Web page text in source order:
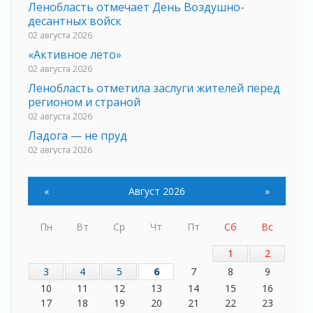
Ленобласть отмечает День Воздушно-
десантных войск
02 августа 2026
«Активное лето»
02 августа 2026
Ленобласть отметила заслуги жителей перед
регионом и страной
02 августа 2026
Ладога — не пруд
02 августа 2026
счетах
Пропавшего подростка нашли в Кировском
Жителям Ленобласти напомнили, как
действовать при укусе клеща
02 августа 2026
« Август 2026 »
Пн Вт Ср Чт Пт Сб
Вс
1
2
3
4 5 6 7 8
9
10
11 12 13 14 15
16
17
18 19 20 21 22
23